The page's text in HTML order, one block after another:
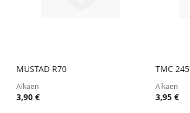
VERTAILUUN
VERTAILUUN
MUSTAD R70
Alkaen
3,90 €
TMC
Alkaen
3,95 €